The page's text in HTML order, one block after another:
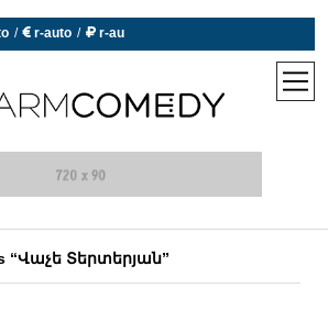
/  r-auto /  r-au
open
“Վաչե Տերտերյան”